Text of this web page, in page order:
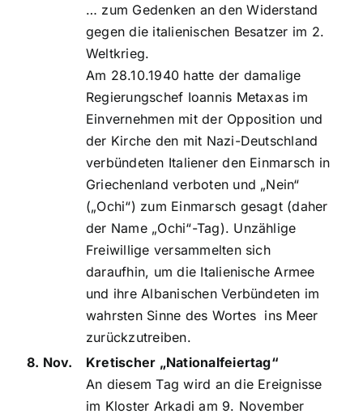
… zum Gedenken an den Widerstand
gegen die italienischen Besatzer im 2.
Weltkrieg.
Am 28.10.1940 hatte der damalige
Regierungschef Ioannis Metaxas im
Einvernehmen mit der Opposition und
der Kirche den mit Nazi-Deutschland
verbündeten Italiener den Einmarsch in
Griechenland verboten und „Nein“
(„Ochi“) zum Einmarsch gesagt (daher
der Name „Ochi“-Tag). Unzählige
Freiwillige versammelten sich
daraufhin, um die Italienische Armee
und ihre Albanischen Verbündeten im
wahrsten Sinne des Wortes ins Meer
zurückzutreiben.
8. Nov.
Kretischer „Nationalfeiertag“
An diesem Tag wird an die Ereignisse
im Kloster Arkadi am 9. November